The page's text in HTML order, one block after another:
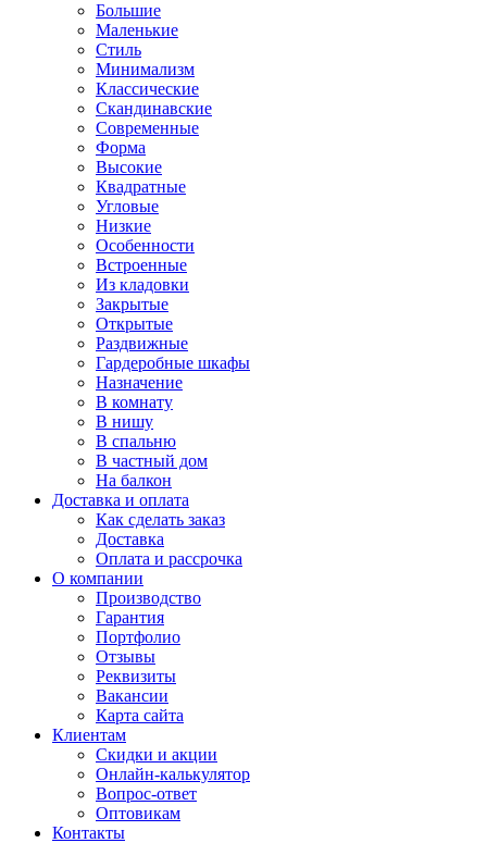
Большие
Маленькие
Стиль
Минимализм
Классические
Скандинавские
Современные
Форма
Высокие
Квадратные
Угловые
Низкие
Особенности
Встроенные
Из кладовки
Закрытые
Открытые
Раздвижные
Гардеробные шкафы
Назначение
В комнату
В нишу
В спальню
В частный дом
На балкон
Доставка и оплата
Как сделать заказ
Доставка
Оплата и рассрочка
О компании
Производство
Гарантия
Портфолио
Отзывы
Реквизиты
Вакансии
Карта сайта
Клиентам
Скидки и акции
Онлайн-калькулятор
Вопрос-ответ
Оптовикам
Контакты